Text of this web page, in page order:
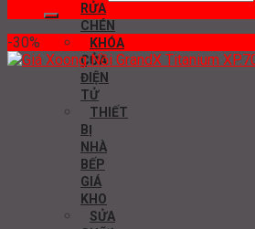
RỬA
CHÉN
KHÓA
CỬA
ĐIỆN
TỬ
THIẾT
BỊ
NHÀ
BẾP
GIÁ
KHO
SỬA
-30%